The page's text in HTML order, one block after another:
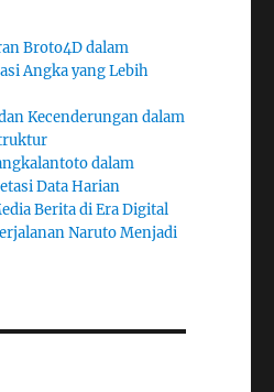
Broto4D dalam
Angka yang Lebih
Kecenderungan dalam
dalam
Data Harian
Berita di Era Digital
Naruto Menjadi